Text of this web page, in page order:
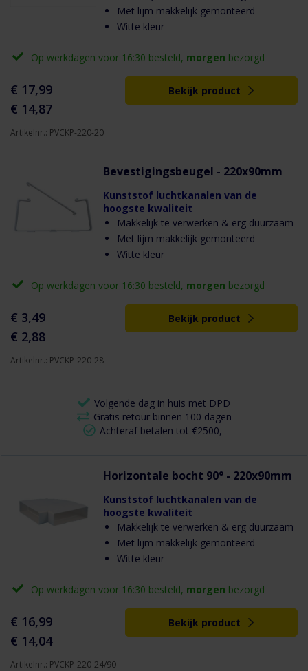
Met lijm makkelijk gemonteerd
Witte kleur
€ 17,99
€ 14,87
Op werkdagen voor 16:30 besteld, morgen bezorgd
Bekijk product
Artikelnr.: PVCKP-220-20
Bevestigingsbeugel - 220x90mm
Kunststof luchtkanalen van de
hoogste kwaliteit
Makkelijk te verwerken & erg duurzaam
Met lijm makkelijk gemonteerd
Witte kleur
€ 3,49
€ 2,88
Op werkdagen voor 16:30 besteld, morgen bezorgd
Bekijk product
Artikelnr.: PVCKP-220-28
Horizontale bocht 90° - 220x90mm
Kunststof luchtkanalen van de
hoogste kwaliteit
Makkelijk te verwerken & erg duurzaam
Met lijm makkelijk gemonteerd
Witte kleur
€ 16,99
€ 14,04
Op werkdagen voor 16:30 besteld, morgen bezorgd
Bekijk product
Artikelnr.: PVCKP-220-24/90
Volgende dag in huis met DPD
Gratis retour binnen 100 dagen
Achteraf betalen tot €2500,-